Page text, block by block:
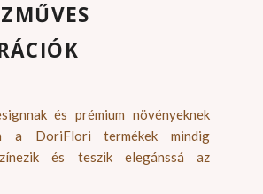
és prémium növényeknek
a DoriFlori termékek mindig
és teszik elegánssá az